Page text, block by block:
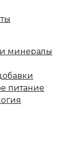
минералы
питание